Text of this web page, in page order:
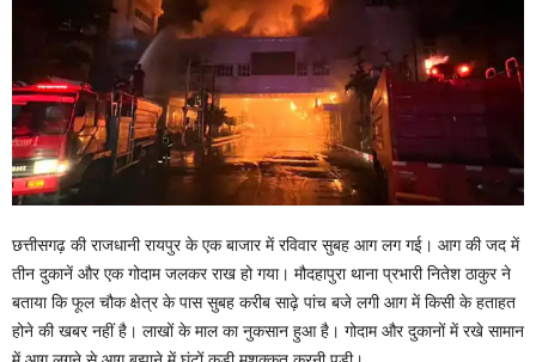
छत्तीसगढ़ की राजधानी रायपुर के एक बाजार में रविवार सुबह आग लग गई। आग की जद में
तीन दुकानें और एक गोदाम जलकर राख हो गया। मौदहापुरा थाना प्रभारी नितेश ठाकुर ने
बताया कि फूल चौक क्षेत्र के पास सुबह करीब साढ़े पांच बजे लगी आग में किसी के हताहत
होने की खबर नहीं है। लाखों के माल का नुकसान हुआ है। गोदाम और दुकानों में रखे सामान